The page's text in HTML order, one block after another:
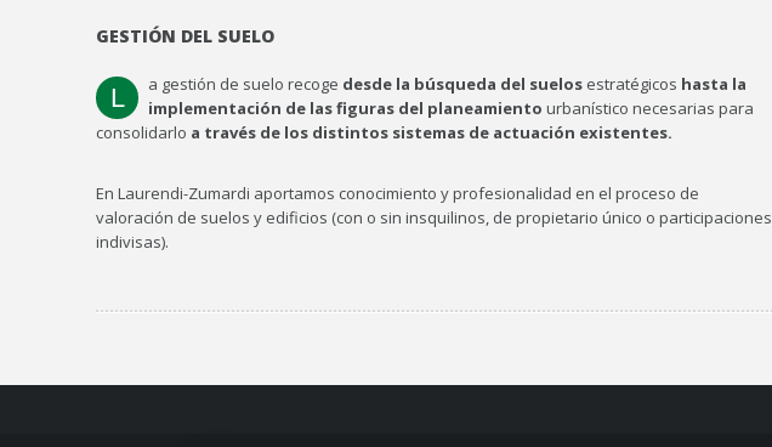
GESTIÓN DEL SUELO
L a gestión de suelo recoge desde la búsqueda del suelos estratégicos hasta la
implementación de las figuras del planeamiento urbanístico necesarias para
consolidarlo a través de los distintos sistemas de actuación existentes.
En Laurendi-Zumardi aportamos conocimiento y profesionalidad en el proceso de
valoración de suelos y edificios (con o sin insquilinos, de propietario único o participaciones
indivisas).